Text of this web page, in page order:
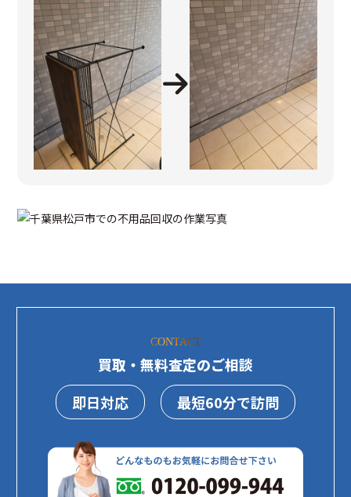
CONTACT
買取・無料査定のご相談
即日対応
最短60分で訪問